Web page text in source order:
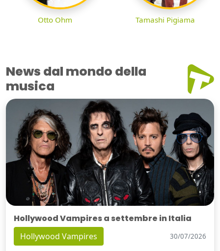
Otto Ohm Tamashi Pigiama
News dal mondo della
musica
Hollywood Vampires a settembre in Italia
Hollywood Vampires 30/07/2026